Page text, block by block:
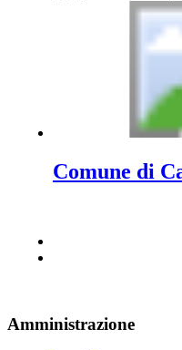
Comune di
Amministrazione